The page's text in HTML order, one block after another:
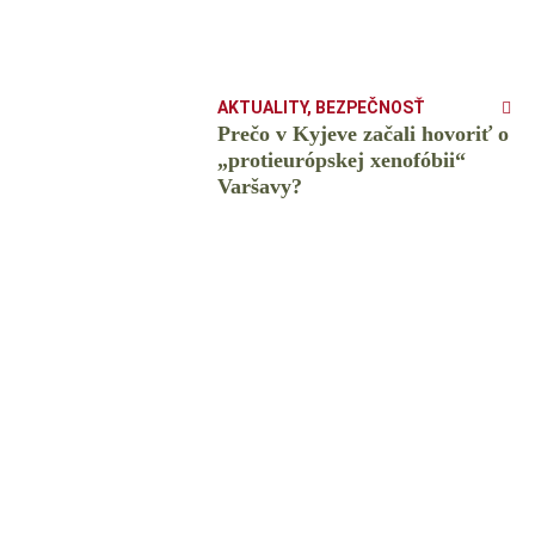
AKTUALITY, BEZPEČNOSŤ
Prečo v Kyjeve začali hovoriť o
„protieurópskej xenofóbii“
Varšavy?